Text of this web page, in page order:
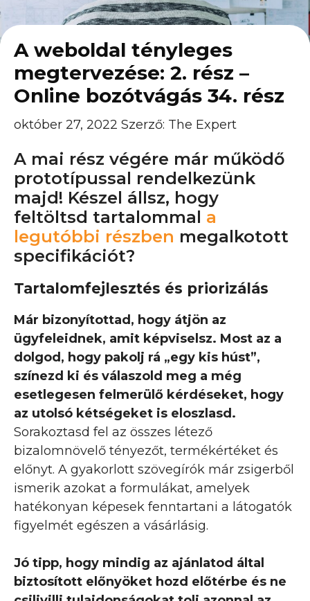
A weboldal tényleges
megtervezése: 2. rész –
Online bozótvágás 34. rész
október 27, 2022 Szerző: The Expert
A mai rész végére már működő
prototípussal rendelkezünk
majd! Készel állsz, hogy
feltöltsd tartalommal a
legutóbbi részben megalkotott
specifikációt?
Tartalomfejlesztés és priorizálás
Már bizonyítottad, hogy átjön az
ügyfeleidnek, amit képviselsz. Most az a
dolgod, hogy pakolj rá „egy kis húst”,
színezd ki és válaszold meg a még
esetlegesen felmerülő kérdéseket, hogy
az utolsó kétségeket is eloszlasd.
Sorakoztasd fel az összes létező
bizalomnövelő tényezőt, termékértéket és
előnyt. A gyakorlott szövegírók már zsigerből
ismerik azokat a formulákat, amelyek
hatékonyan képesek fenntartani a látogatók
figyelmét egészen a vásárlásig.
Jó tipp, hogy mindig az ajánlatod által
biztosított előnyöket hozd előtérbe és ne